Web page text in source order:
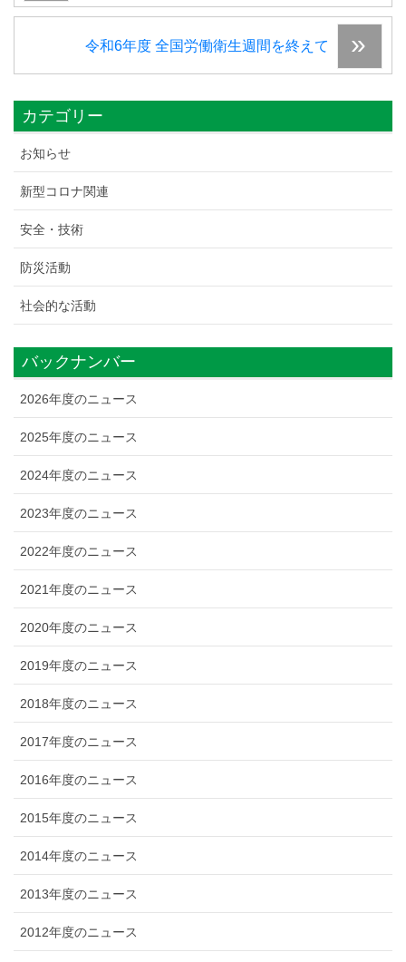
令和6年度 全国労働衛生週間を終えて
カテゴリー
お知らせ
新型コロナ関連
安全・技術
防災活動
社会的な活動
バックナンバー
2026年度のニュース
2025年度のニュース
2024年度のニュース
2023年度のニュース
2022年度のニュース
2021年度のニュース
2020年度のニュース
2019年度のニュース
2018年度のニュース
2017年度のニュース
2016年度のニュース
2015年度のニュース
2014年度のニュース
2013年度のニュース
2012年度のニュース